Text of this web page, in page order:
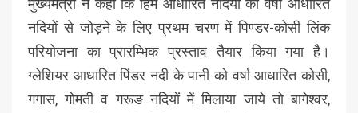
मुख्यमंत्री ने कहा कि हिम आधारित नदियों को वर्षा आधारित
नदियों से जोड़ने के लिए प्रथम चरण में पिण्डर-कोसी लिंक
परियोजना का प्रारम्भिक प्रस्ताव तैयार किया गया है।
ग्लेशियर आधारित पिंडर नदी के पानी को वर्षा आधारित कोसी,
गगास, गोमती व गरूङ नदियों में मिलाया जाये तो बागेश्वर,